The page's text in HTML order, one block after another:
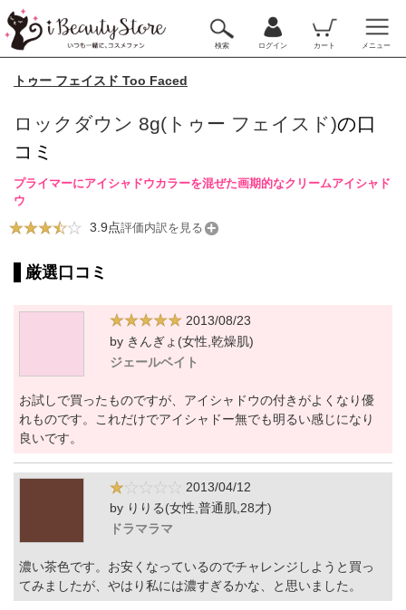
検索 ログイン カート メニュー
トゥー フェイスド Too Faced
ロックダウン 8g(トゥー フェイスド)の口
コミ
プライマーにアイシャドウカラーを混ぜた画期的なクリームアイシャド
ウ
3.9点評価内訳を見る
厳選口コミ
2013/08/23
by きんぎょ(女性,乾燥肌)
ジェールベイト
お試しで買ったものですが、アイシャドウの付きがよくなり優
れものです。これだけでアイシャドー無でも明るい感じになり
良いです。
2013/04/12
by りりる(女性,普通肌,28才)
ドラマラマ
濃い茶色です。お安くなっているのでチャレンジしようと買っ
てみましたが、やはり私には濃すぎるかな、と思いました。